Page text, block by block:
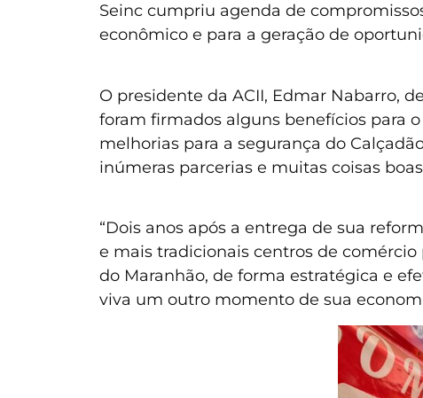
Seinc cumpriu agenda de
econômico e para a geração de
O presidente da ACII, Edmar Nabarro,
foram firmados alguns benefícios para
melhorias para a segurança do
inúmeras parcerias e muitas coisas
“Dois anos após a entrega de sua
e mais tradicionais centros de comércio
do Maranhão, de forma estratégica e
viva um outro momento de sua